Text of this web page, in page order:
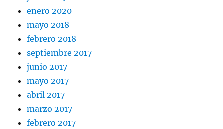
enero 2020
mayo 2018
febrero 2018
septiembre 2017
junio 2017
mayo 2017
abril 2017
marzo 2017
febrero 2017